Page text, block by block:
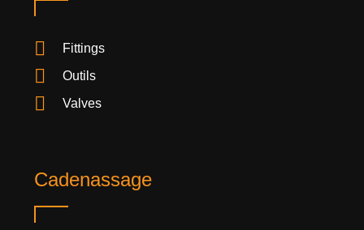
Fittings
Outils
Valves
Cadenassage